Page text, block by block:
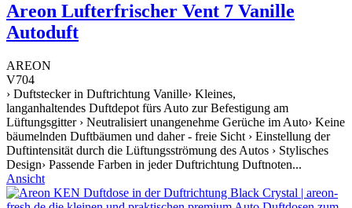
Areon Lufterfrischer Vent 7 Vanille
Autoduft
AREON
V704
› Duftstecker in Duftrichtung Vanille› Kleines,
langanhaltendes Duftdepot fürs Auto zur Befestigung am
Lüftungsgitter › Neutralisiert unangenehme Gerüche im Auto› Keine
bäumelnden Duftbäumen und daher - freie Sicht › Einstellung der
Duftintensität durch die Lüftungsströmung des Autos › Stylisches
Design› Passende Farben in jeder Duftrichtung Duftnoten...
Ansicht